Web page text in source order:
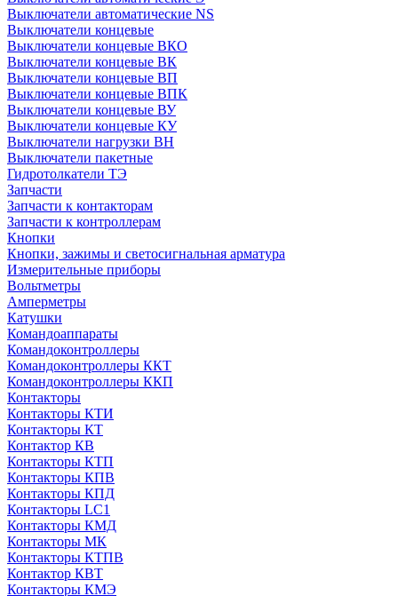
Выключатели автоматические NS
Выключатели концевые
Выключатели концевые ВКО
Выключатели концевые ВК
Выключатели концевые ВП
Выключатели концевые ВПК
Выключатели концевые ВУ
Выключатели концевые КУ
Выключатели нагрузки ВН
Выключатели пакетные
Гидротолкатели ТЭ
Запчасти
Запчасти к контакторам
Запчасти к контроллерам
Кнопки
Кнопки, зажимы и светосигнальная арматура
Измерительные приборы
Вольтметры
Амперметры
Катушки
Командоаппараты
Командоконтроллеры
Командоконтроллеры ККТ
Командоконтроллеры ККП
Контакторы
Контакторы КТИ
Контакторы КТ
Контактор КВ
Контакторы КТП
Контакторы КПВ
Контакторы КПД
Контакторы LC1
Контакторы КМД
Контакторы МК
Контакторы КТПВ
Контактор КВТ
Контакторы КМЭ